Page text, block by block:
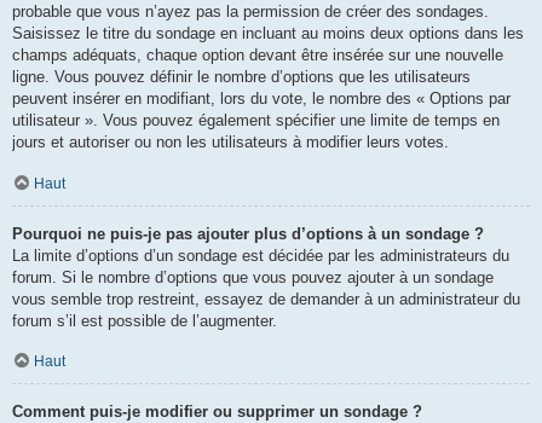
probable que vous n’ayez pas la permission de créer des sondages.
Saisissez le titre du sondage en incluant au moins deux options dans les
champs adéquats, chaque option devant être insérée sur une nouvelle
ligne. Vous pouvez définir le nombre d’options que les utilisateurs
peuvent insérer en modifiant, lors du vote, le nombre des « Options par
utilisateur ». Vous pouvez également spécifier une limite de temps en
jours et autoriser ou non les utilisateurs à modifier leurs votes.
Haut
Pourquoi ne puis-je pas ajouter plus d’options à un sondage ?
La limite d’options d’un sondage est décidée par les administrateurs du
forum. Si le nombre d’options que vous pouvez ajouter à un sondage
vous semble trop restreint, essayez de demander à un administrateur du
forum s’il est possible de l’augmenter.
Haut
Comment puis-je modifier ou supprimer un sondage ?